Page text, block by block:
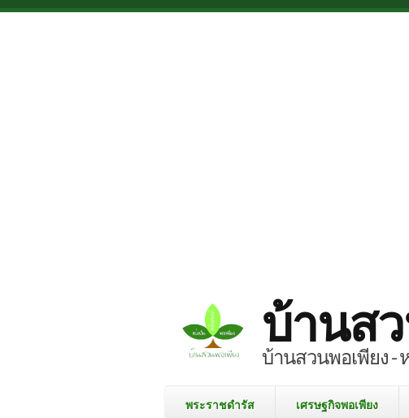
Skip to main content
บ้านส
บ้านสวนพอเพียง -
พระราชดำรัส เศรษฐกิจพอเพียง